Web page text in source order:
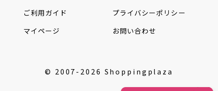
ご利用ガイド
マイページ
プライバシーポリシー
お問い合わせ
© 2007-2026 Shoppingplaza